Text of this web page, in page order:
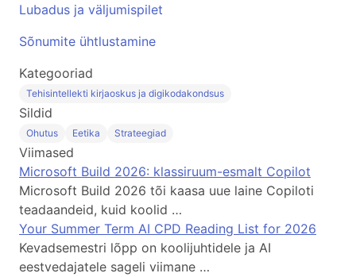
Lubadus ja väljumispilet
Sõnumite ühtlustamine
Kategooriad
Tehisintellekti kirjaoskus ja digikodakondsus
Sildid
Ohutus Eetika Strateegiad
Viimased
Microsoft Build 2026: klassiruum-esmalt Copilot
Microsoft Build 2026 tõi kaasa uue laine Copiloti
teadaandeid, kuid koolid …
Your Summer Term AI CPD Reading List for 2026
Kevadsemestri lõpp on koolijuhtidele ja AI
eestvedajatele sageli viimane …